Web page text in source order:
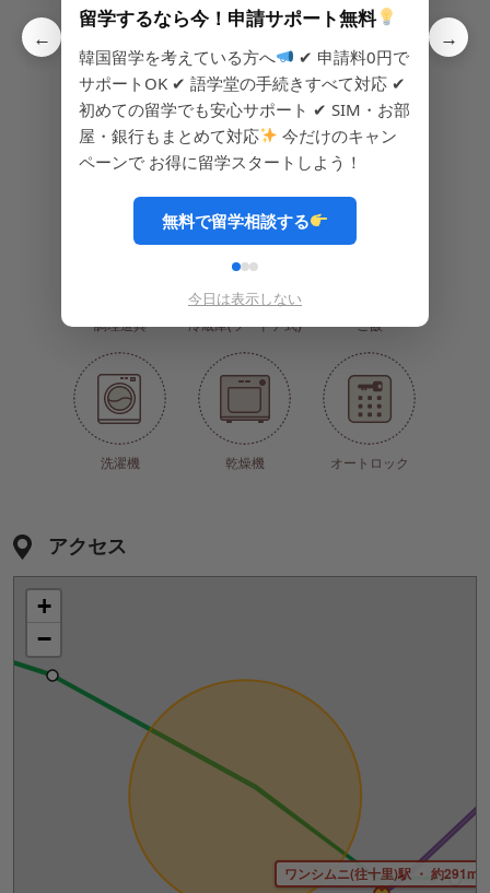
CCTV(防犯カメラ) 浄水器 電子レンジ
調理道具 冷蔵庫(ツードア式) ご飯
洗濯機 乾燥機 オートロック
アクセス
ワンシムニ(往十里)駅 ・ 約291m
+
−
←
留学するなら今！申請サポート無料
韓国留学を考えている方へ
✔ 申請料0円で
サポートOK ✔ 語学堂の手続きすべて対応 ✔
初めての留学でも安心サポート ✔ SIM・お部
屋・銀行もまとめて対応
今だけのキャン
ペーンで お得に留学スタートしよう！
無料で留学相談する
今日は表示しない
→